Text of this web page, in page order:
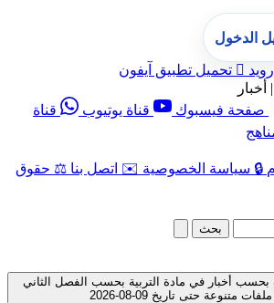
 تحميل تطبيق آيفون
صفحة فيسبوك قناة يوتيوب
قناة
🔒 سياسة الخصوصية ✉️ اتصل بنا ⚖️ حقوق
الدخول
بحث
بحسب أخبار في مادة التربية بحسب الفصل الثاني
متنوعة حتى تاريخ 09-08-2026